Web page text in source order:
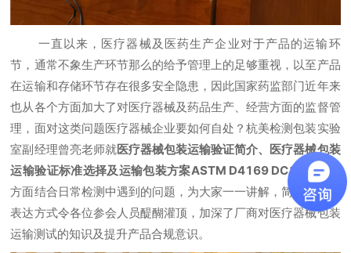
一直以来，医疗器械及医药生产企业对于产品的运输环
节，通常不象生产环节那么的给予管理上的足够重视，以至产品
在运输和存储环节存在很多安全隐患，因此国家药监部门近年来
也从各个方面加大了对医疗器械及药品生产、经营方面的监督管
理，面对这类问题医疗器械企业要如何自处？杭美检测包装实验
室副经理曾亮老师就医疗器械包装运输验证简介、医疗器械包装
运输验证标准选择及运输包装方案ASTM D4169 DC13解读等
方面结合日常检测中遇到的问题，为大家一一讲解，简单易懂的
表达方式令各位参会人员醍醐灌顶，加深了厂商对医疗器械包装
运输测试的知识及提升产品合规意识。